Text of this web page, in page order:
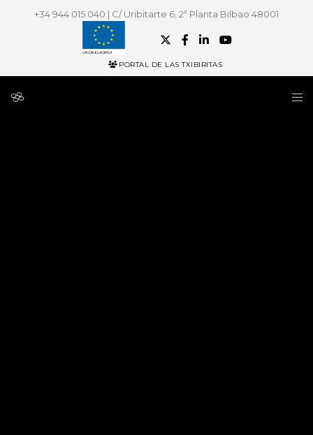
+34 944 015 040 | C/ Uribitarte 6, 2ª Planta Bilbao 48001
PORTAL DE LAS TXIBIRITAS